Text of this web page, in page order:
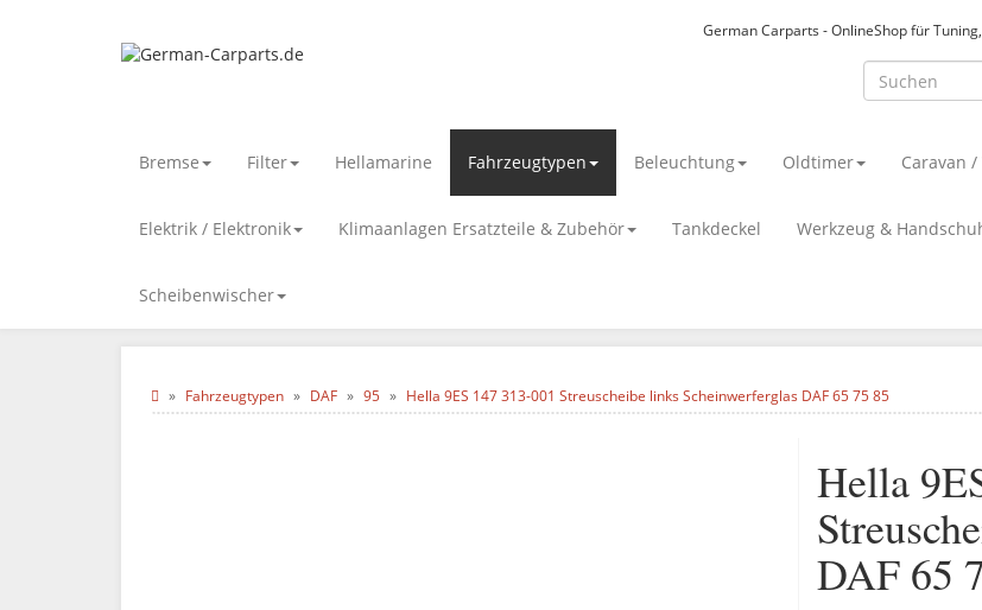
German Carparts - OnlineShop für
Bremse Filter Hellamarine Fahrzeugtypen Beleuchtung Oldtimer Caravan
Elektrik / Elektronik Klimaanlagen Ersatzteile & Zubehör Tankdeckel Werkzeug &
Scheibenwischer
Fahrzeugtypen DAF 95 Hella 9ES 147 313-001 Streuscheibe links Scheinwerferglas DAF 65 75 85
Hella
DAF 65